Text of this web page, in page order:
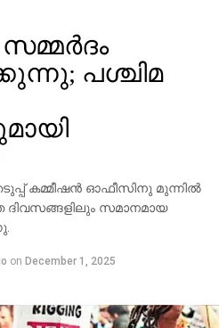
സമിതി നല്‍കിയ
നടപടി. ചില
താല്‍ക്കാലികമായി
വാര്‍ത്ത
പേരില്‍ ആദ്യമായാണ് ഒരു
ഉത്തരവിടുന്നത്.
12.31നുമാണ്
എന്‍ഡിടിവി
വ്യോമസേനാ
തുരത്താന്‍ സൈന്യം
തത്സമയ
വാര്‍ത്ത.
തന്ത്രപ്രധാന
കേബിള്‍ ടി.വി
പശ്ചിമ
കമ്മീഷന്‍ ഓഫീസിനു മുന്നില്‍
ദിവസങ്ങളിലും സമാനമായ
on December 1, 2025